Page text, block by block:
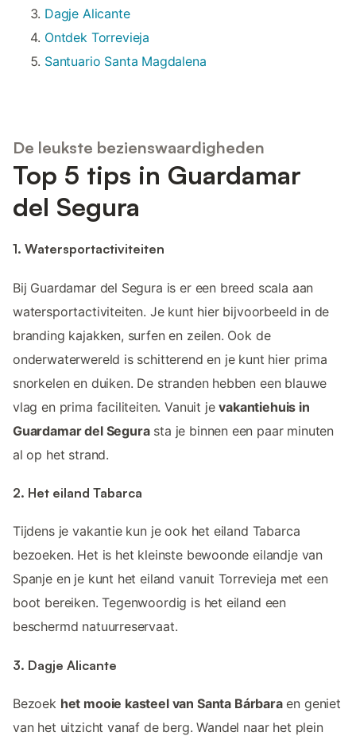
Dagje Alicante
Ontdek Torrevieja
Santuario Santa Magdalena
De leukste bezienswaardigheden
Top 5 tips in Guardamar
del Segura
1. Watersportactiviteiten
Bij Guardamar del Segura is er een breed scala aan
watersportactiviteiten. Je kunt hier bijvoorbeeld in de
branding kajakken, surfen en zeilen. Ook de
onderwaterwereld is schitterend en je kunt hier prima
snorkelen en duiken. De stranden hebben een blauwe
vlag en prima faciliteiten. Vanuit jevakantiehuis in
Guardamar del Segurasta je binnen een paar minuten
al op het strand.
2. Het eiland Tabarca
Tijdens je vakantie kun je ook het eiland Tabarca
bezoeken. Het is het kleinste bewoonde eilandje van
Spanje en je kunt het eiland vanuit Torrevieja met een
boot bereiken. Tegenwoordig is het eiland een
beschermd natuurreservaat.
3. Dagje Alicante
Bezoek het mooie kasteel van Santa Bárbaraen geniet
van het uitzicht vanaf de berg. Wandel naar het plein